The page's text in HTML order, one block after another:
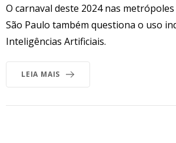
O carnaval deste 2024 nas metrópoles
São Paulo também questiona o uso
Inteligências Artificiais.
LEIA MAIS